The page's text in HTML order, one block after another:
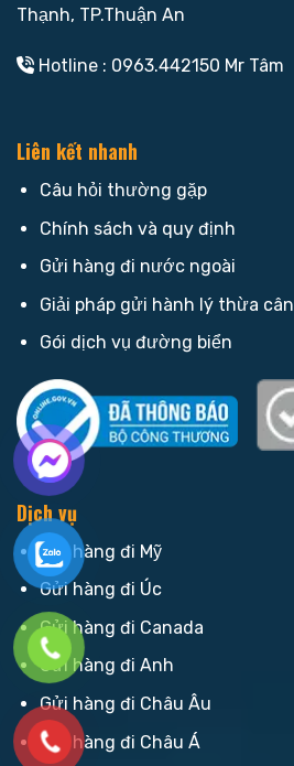
Thạnh, TP.Thuận An
Hotline : 0963.442150 Mr Tâm
Liên kết nhanh
Câu hỏi thường gặp
Chính sách và quy định
Gửi hàng đi nước ngoài
Giải pháp gửi hành lý thừa cân
Gói dịch vụ đường biển
Dịch vụ
Gửi hàng đi Mỹ
Gửi hàng đi Úc
Gửi hàng đi Canada
Gửi hàng đi Anh
Gửi hàng đi Châu Âu
Gửi hàng đi Châu Á